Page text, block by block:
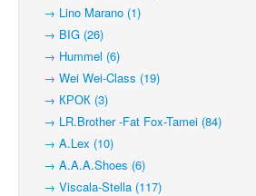
→ Lino Marano (1)
→ BIG (26)
→ Hummel (6)
→ Wei Wei-Class (19)
→ КРОК (3)
→ LR.Brother -Fat Fox-Tamei (84)
→ A.Lex (10)
→ A.A.A.Shoes (6)
→ Viscala-Stella (117)